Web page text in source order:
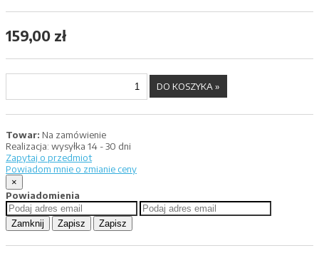
159,00 zł
Towar: Na zamówienie
Realizacja: wysyłka 14 - 30 dni
Zapytaj o przedmiot
Powiadom mnie o zmianie ceny
×
Powiadomienia
Zamknij Zapisz Zapisz